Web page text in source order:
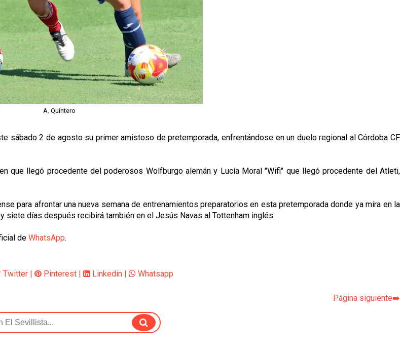
A. Quintero
sábado 2 de agosto su primer amistoso de pretemporada, enfrentándose en un duelo regional al Córdoba CF
que llegó procedente del poderosos Wolfburgo alemán y Lucía Moral "Wifi" que llegó procedente del Atleti,
para afrontar una nueva semana de entrenamientos preparatorios en esta pretemporada donde ya mira en la
siete días después recibirá también en el Jesús Navas al Tottenham inglés.
de WhatsApp.
Twitter | Pinterest | Linkedin | Whatsapp
Página siguiente➡️